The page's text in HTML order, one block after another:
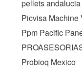
pellets
Picvisa Machine
Ppm Pacific
Probioq Mexico